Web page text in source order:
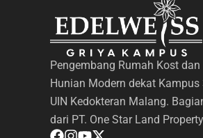
Pengembang Rumah Kost dan
Hunian Modern dekat Kampus
UIN Kedokteran Malang.
dari PT. One Star Land Property